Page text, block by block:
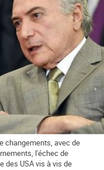
changements, avec de
l'échec de
des USA vis à vis de